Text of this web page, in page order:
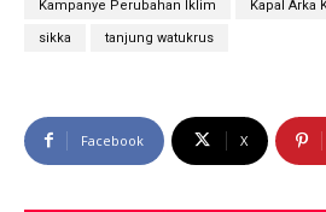
Kampanye Perubahan Iklim Kapal Arka
sikka tanjung watukrus
Facebook X